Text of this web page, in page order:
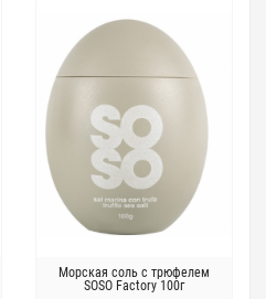
Морская соль с трюфелем
SOSO Factory 100г